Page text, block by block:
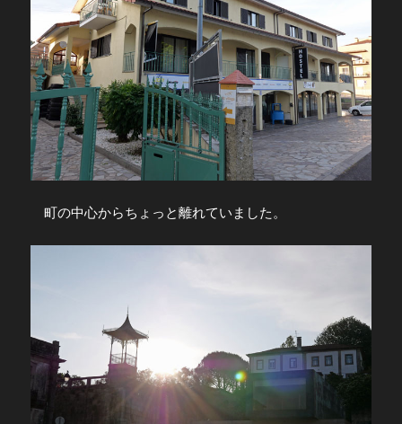
町の中心からちょっと離れていました。